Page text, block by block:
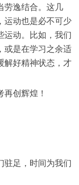
逸结合。这几
运动也是必不可少
运动。比如，我们
或是在学习之余适
解好精神状态，才
创辉煌！
足，时间为我们